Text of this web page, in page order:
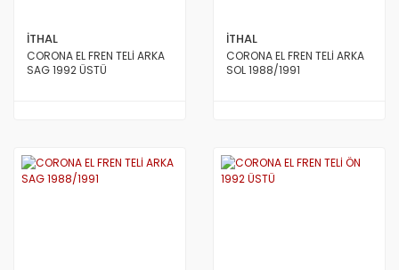
İTHAL
CORONA EL FREN TELİ ARKA
SAG 1992 ÜSTÜ
İTHAL
CORONA EL FREN TELİ ARKA
SOL 1988/1991